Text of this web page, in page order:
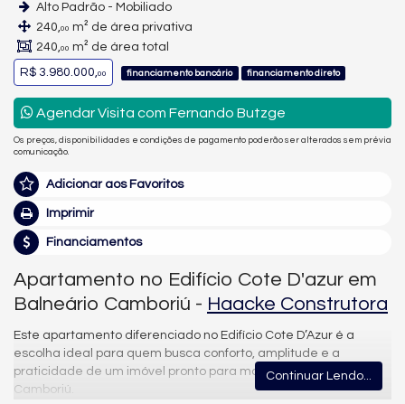
Alto Padrão - Mobiliado
240,00 m² de área privativa
240,00 m² de área total
R$ 3.980.000,00 financiamento bancário financiamento direto
Agendar Visita com Fernando Butzge
Os preços, disponibilidades e condições de pagamento poderão ser alterados sem prévia
comunicação.
Adicionar aos Favoritos
Imprimir
Financiamentos
Apartamento no Edifício Cote D'azur em
Balneário Camboriú - Haacke Construtora
Este apartamento diferenciado no Edifício Cote D’Azur é a
escolha ideal para quem busca conforto, amplitude e a
praticidade de um imóvel pronto para morar em Balneário
Camboriú.
Continuar Lendo...